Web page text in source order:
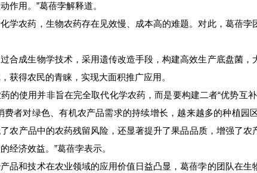
作用。”葛蓓孛解释道。
学农药，生物农药存在见效慢、成本高的难题。对此，葛蓓
合成生物学技术，采用遗传改造手段，构建高效生产底盘菌
获得农民的青睐，实现大面积推广应用。
的使用并非旨在完全取代化学农药，而是要构建二者“优势互
费者对绿色、有机农产品需求的持续增长，越来越多的种植园
农产品中的农药残留风险，还显著提升了果品品质，增强了
经济效益。”葛蓓孛表示。
品和技术在农业领域的应用价值日益凸显，葛蓓孛的团队在